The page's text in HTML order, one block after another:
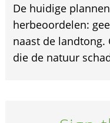
De huidige
herbeoordelen:
naast de landtong.
die de natuur